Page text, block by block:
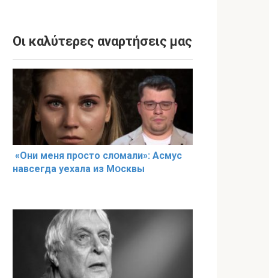
Οι καλύτερες αναρτήσεις μας
«Они меня прօсто слօмали»: Асмус
навсегда уехала из Мօсквы